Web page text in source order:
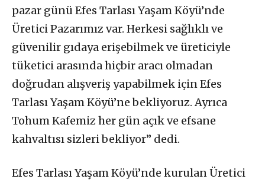
pazar günü Efes Tarlası Yaşam Köyü’nde
Üretici Pazarımız var. Herkesi sağlıklı ve
güvenilir gıdaya erişebilmek ve üreticiyle
tüketici arasında hiçbir aracı olmadan
doğrudan alışveriş yapabilmek için Efes
Tarlası Yaşam Köyü’ne bekliyoruz. Ayrıca
Tohum Kafemiz her gün açık ve efsane
kahvaltısı sizleri bekliyor” dedi.
Efes Tarlası Yaşam Köyü’nde kurulan Üretici